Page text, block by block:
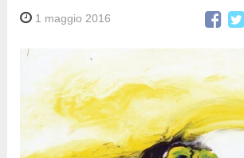
1 maggio 2016